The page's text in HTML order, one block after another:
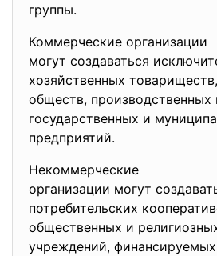
группы.
Коммерческие организации
могут создаваться
хозяйственных
обществ, производственных
государственных и
предприятий.
Некоммерческие
организации могут
потребительских
общественных и
учреждений,